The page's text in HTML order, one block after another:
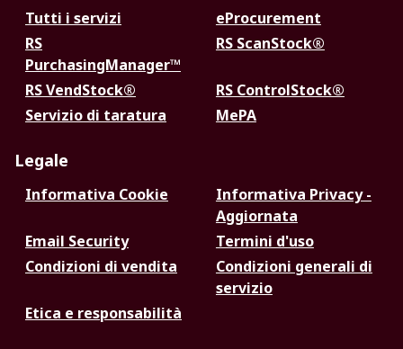
Tutti i servizi
eProcurement
RS
PurchasingManager™
RS ScanStock®
RS VendStock®
RS ControlStock®
Servizio di taratura
MePA
Legale
Informativa Cookie
Informativa Privacy -
Aggiornata
Email Security
Termini d'uso
Condizioni di vendita
Condizioni generali di
servizio
Etica e responsabilità